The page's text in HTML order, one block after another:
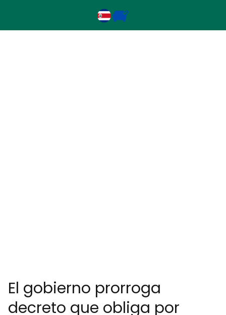
El gobierno prorroga
decreto que obliga por